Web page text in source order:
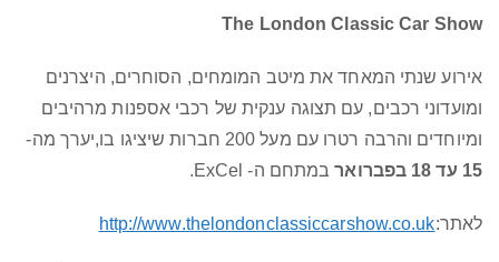
The London Classic Car Show
אירוע שנתי המאחד את מיטב המומחים, הסוחרים, היצרנים
ומועדוני רכבים, עם תצוגה ענקית של רכבי אספנות מרהיבים
ומיוחדים והרבה רטרו עם מעל 200 חברות שיציגו בו,יערך מה-
15 עד 18 בפברואר
במתחם ה- ExCel.
לאתר:http://www.thelondonclassiccarshow.co.uk